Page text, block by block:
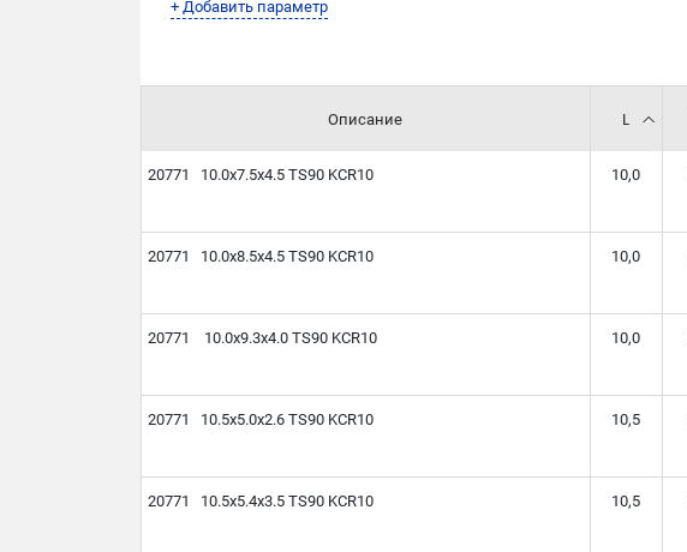
+ Добавить параметр
Описание
20771 10.0х7.5х4.5 TS90 KCR10
L
10,0
20771 10.0х8.5х4.5 TS90 KCR10 10,0
20771 10.0х9.3х4.0 TS90 KCR10 10,0
20771 10.5х5.0х2.6 TS90 KCR10 10,5
20771 10.5х5.4х3.5 TS90 KCR10 10,5